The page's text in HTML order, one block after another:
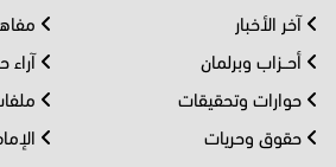
آخر الأخبار
أحــزاب وبرلمان
حوارات وتحقيقات
حقوق وحريات
آراء